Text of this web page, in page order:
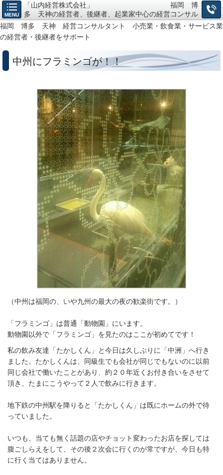
福岡 博多 天神 経営コンサルタント 小売業・飲食業・サービス業
の経営者・後継者をサポート
MENU
「山内経営株式会社」 福岡 博
多 天神の経営者、後継者、起業家中心の経営コンサル
タント、小売・飲食・サービス業の「経営戦略構築」か
ら「仕組作り」までお任せ下さい。
中州にフラミンゴが！！
（中州は福岡の、いや九州の最大の夜の歓楽街です。）
「フラミンゴ」は普通「動物園」にいます。
動物園以外で「フラミンゴ」を見たのはここが初めてです！
私の飲み友達「たかしくん」と今日は久しぶりに「中洲」へ行き
ました。たかしくんは、同級生でも会社が同じでもないのに以前
同じ会社で働いたことがあり、約２０年近くお付き合いをさせて
頂き、たまにこうやって２人で飲みに行きます。
地下鉄の中州駅を降りると「たかしくん」は既にホームの外で待
っていました。
いつも、当ても無く話題の店やチョット変わったお店を探しては
腹ごしらえをして、その後２次会に行くのが常ですが、今日も特
に行く当てはありません。